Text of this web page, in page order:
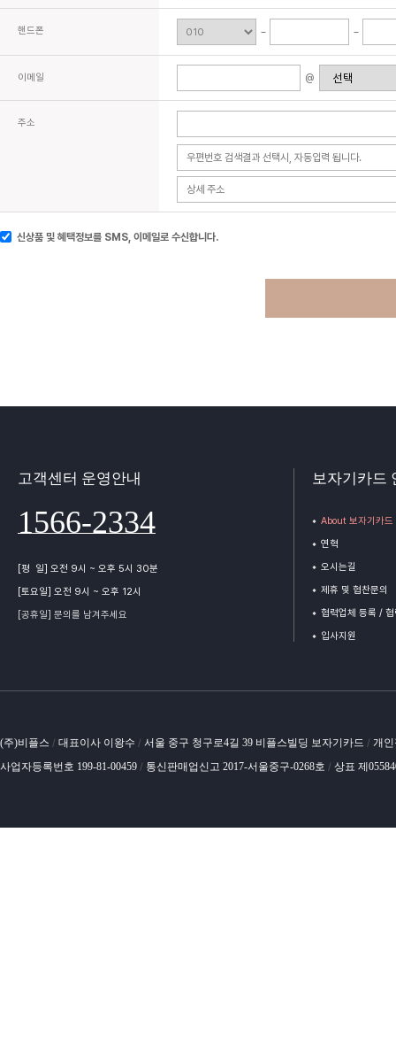
핸드폰
이메일 @
주소
신상품 및 혜택정보를 SMS, 이메일로 수신합니다.
고객센터 운영안내
1566-2334
[평 일] 오전 9시 ~ 오후 5시 30분
[토요일] 오전 9시 ~ 오후 12시
[공휴일] 문의를 남겨주세요
보자기카드
About 보자기카드
연혁
오시는길
제휴 및 협찬문의
협력업체 등록 /
입사지원
(주)비플스 / 대표이사 이왕수 / 서울 중구 청구로4길 39 비플스빌딩 보자기카드 / 개
사업자등록번호 199-81-00459 / 통신판매업신고 2017-서울중구-0268호 / 상표 제